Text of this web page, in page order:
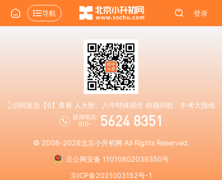
导航 登录
👆识码发送【6】查看 人大附、八中特殊招生 校额到校、中考大报纸
咨询电话:
010-
5624 8351
© 2008-2026北京小升初网 All Rights Reserved.
京公网安备 11010802039350号
京ICP备2021003152号-1